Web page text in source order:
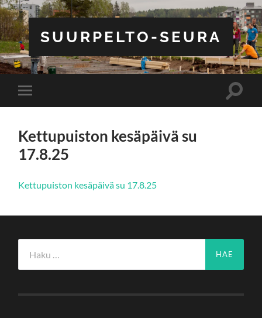
SUURPELTO-SEURA
Toggle
mobile
Toggle
Kettupuiston kesäpäivä su
17.8.25
Kettupuiston kesäpäivä su 17.8.25